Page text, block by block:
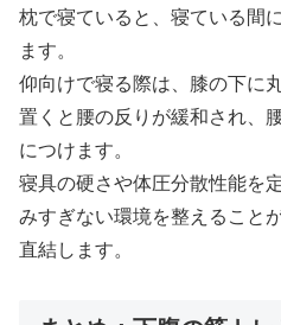
枕で寝ていると、寝ている間
ます。
仰向けで寝る際は、膝の下に
置くと腰の反りが緩和され、
につけます。
寝具の硬さや体圧分散性能を
みすぎない環境を整えること
直結します。